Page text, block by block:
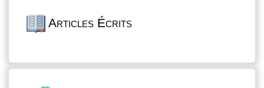
Articles Écrits